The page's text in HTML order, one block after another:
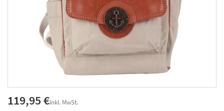
119,95 €Inkl. MwSt.